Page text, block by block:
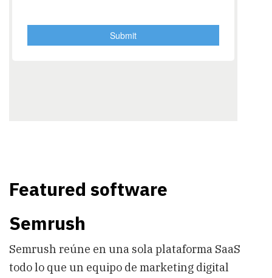
Featured software
Semrush
Semrush reúne en una sola plataforma SaaS
todo lo que un equipo de marketing digital